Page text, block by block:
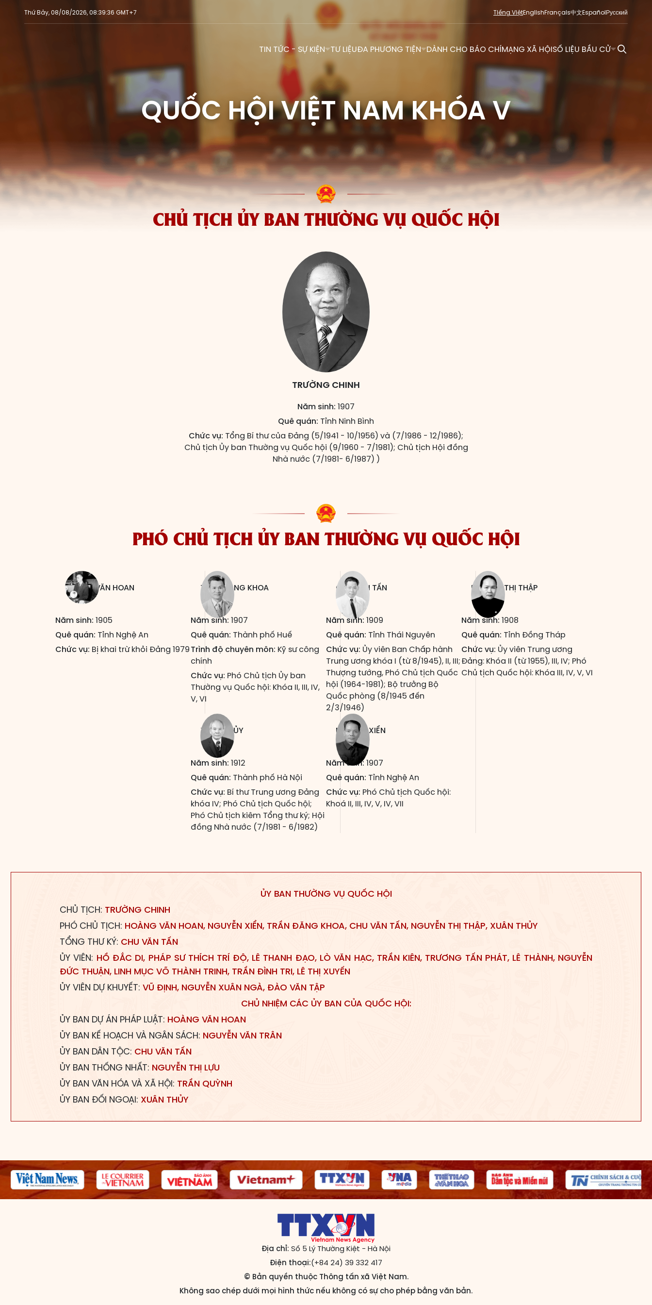
Thứ Bảy, 08/08/2026, 08:39:36 GMT+7 Tiếng ViệtEnglishFrançais中文EspañolРусский
TIN TỨC - SỰ KIỆN TƯ LIỆUĐA PHƯƠNG TIỆN DÀNH CHO BÁO CHÍMẠNG XÃ HỘISỐ LIỆU BẦU CỬ
QUỐC HỘI VIỆT NAM KHÓA V
CHỦ TỊCH ỦY BAN THƯỜNG VỤ QUỐC HỘI
TRƯỜNG CHINH
Năm sinh: 1907
Quê quán: Tỉnh Ninh Bình
Chức vụ: Tổng Bí thư của Đảng (5/1941 - 10/1956) và (7/1986 - 12/1986);
Chủ tịch Ủy ban Thường vụ Quốc hội (9/1960 - 7/1981); Chủ tịch Hội đồng
Nhà nước (7/1981- 6/1987) )
PHÓ CHỦ TỊCH ỦY BAN THƯỜNG VỤ QUỐC HỘI
HOÀNG VĂN HOAN
Năm sinh: 1905
Quê quán: Tỉnh Nghệ An
Chức vụ: Bị khai trừ khỏi Đảng 1979
TRẦN ĐĂNG KHOA
Năm sinh: 1907
Quê quán: Thành phố Huế
Trình độ chuyên môn: Kỹ sư công
chính
Chức vụ: Phó Chủ tịch Ủy ban
Thường vụ Quốc hội: Khóa II, III, IV,
V, VI
CHU VĂN TẤN
Năm sinh: 1909
Quê quán: Tỉnh Thái Nguyên
Chức vụ: Ủy viên Ban Chấp hành
Trung ương khóa I (từ 8/1945), II, III;
Thượng tướng, Phó Chủ tịch Quốc
hội (1964-1981); Bộ trưởng Bộ
Quốc phòng (8/1945 đến
2/3/1946)
NGUYỄN THỊ THẬP
Năm sinh: 1908
Quê quán: Tỉnh Đồng Tháp
Chức vụ: Ủy viên Trung ương
Đảng: Khóa II (từ 1955), III, IV; Phó
Chủ tịch Quốc hội: Khóa III, IV, V, VI
XUÂN THỦY
Năm sinh: 1912
Quê quán: Thành phố Hà Nội
Chức vụ: Bí thư Trung ương Đảng
khóa IV; Phó Chủ tịch Quốc hội;
Phó Chủ tịch kiêm Tổng thư ký; Hội
đồng Nhà nước (7/1981 - 6/1982)
NGUYỄN XIỂN
Năm sinh:1907
Quê quán: Tỉnh Nghệ An
Chức vụ: Phó Chủ tịch Quốc hội:
Khoá II, III, IV, V, IV, VII
ỦY BAN THƯỜNG VỤ QUỐC HỘI
CHỦ TỊCH: TRƯỜNG CHINH
PHÓ CHỦ TỊCH: HOÀNG VĂN HOAN, NGUYỄN XIỂN, TRẦN ĐĂNG KHOA, CHU VĂN TẤN, NGUYỄN THỊ THẬP, XUÂN THỦY
TỔNG THƯ KÝ: CHU VĂN TẤN
ỦY VIÊN: HỒ ĐẮC DI, PHÁP SƯ THÍCH TRÍ ĐỘ, LÊ THANH ĐẠO, LÒ VĂN HẠC, TRẦN KIÊN, TRƯƠNG TẤN PHÁT, LÊ THÀNH, NGUYỄN
ĐỨC THUẬN, LINH MỤC VÕ THÀNH TRINH, TRẦN ĐÌNH TRI, LÊ THỊ XUYẾN
ỦY VIÊN DỰ KHUYẾT: VŨ ĐỊNH, NGUYỄN XUÂN NGÀ, ĐÀO VĂN TẬP
CHỦ NHIỆM CÁC ỦY BAN CỦA QUỐC HỘI:
ỦY BAN DỰ ÁN PHÁP LUẬT: HOÀNG VĂN HOAN
ỦY BAN KẾ HOẠCH VÀ NGÂN SÁCH: NGUYỄN VĂN TRÂN
ỦY BAN DÂN TỘC: CHU VĂN TẤN
ỦY BAN THỐNG NHẤT: NGUYỄN THỊ LỰU
ỦY BAN VĂN HÓA VÀ XÃ HỘI: TRẦN QUỲNH
ỦY BAN ĐỐI NGOẠI: XUÂN THỦY
Địa chỉ: Số 5 Lý Thường Kiệt - Hà Nội
Điện thoại:(+84 24) 39 332 417
© Bản quyền thuộc Thông tấn xã Việt Nam.
Không sao chép dưới mọi hình thức nếu không có sự cho phép bằng văn bản.